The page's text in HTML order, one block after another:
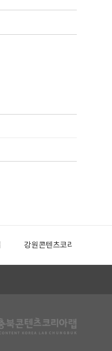
강원콘텐츠코리아랩